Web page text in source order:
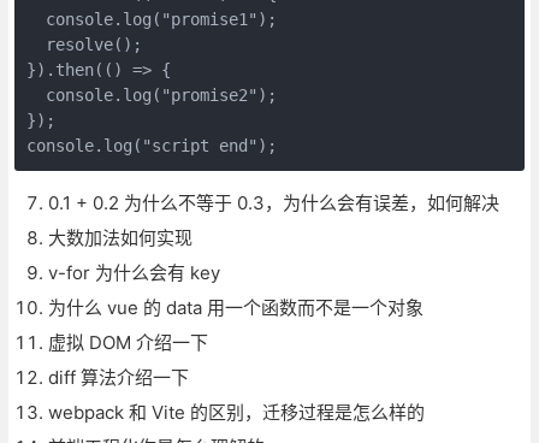
  console.log("promise1");
  resolve();
}).then(() => {
  console.log("promise2");
});
0.1 + 0.2 为什么不等于 0.3，为什么会有误差，如何解决
大数加法如何实现
v-for 为什么会有 key
为什么 vue 的 data 用一个函数而不是一个对象
虚拟 DOM 介绍一下
diff 算法介绍一下
webpack 和 Vite 的区别，迁移过程是怎么样的